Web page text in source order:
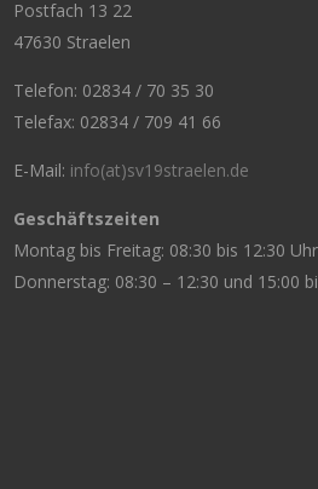
Postfach 13 22
47630 Straelen
Telefon: 02834 / 70 35 30
Telefax: 02834 / 709 41 66
E-Mail: info(at)sv19straelen.de
Geschäftszeiten
Montag bis Freitag: 08:30 bis 12:30 Uhr
Donnerstag: 08:30 – 12:30 und 15:00